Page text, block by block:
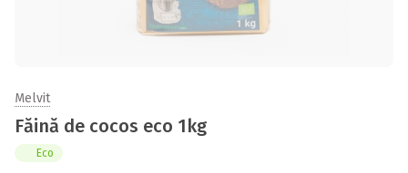
Melvit
Făină de cocos eco 1kg
Eco